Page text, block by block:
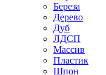
Береза
Дерево
Дуб
ЛДСП
Массив
Пластик
Шпон